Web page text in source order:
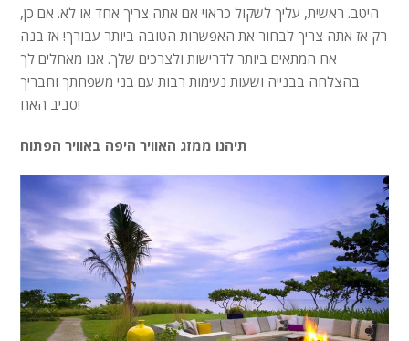
היטב. ראשית, עליך לשקול כראוי אם אתה צריך אחד או לא. אם כן,
רק אז אתה צריך לבחור את האפשרות הטובה ביותר עבורך! אז בנה
אח המתאים ביותר לדרישות ולצרכים שלך. אנו מאחלים לך
בהצלחה בבנייה ושעות נעימות רבות עם בני משפחתך וחבריך
סביב האח!
תיהנו ממזג האוויר היפה באוויר הפתוח